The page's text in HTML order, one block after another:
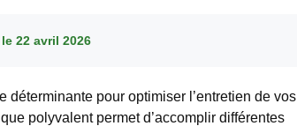
22 avril 2026
déterminante pour optimiser l’entretien de vos
polyvalent permet d’accomplir différentes